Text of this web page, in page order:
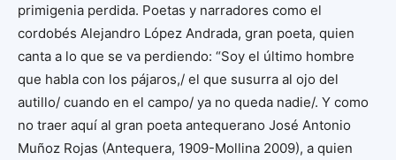
primigenia perdida. Poetas y narradores como el
cordobés Alejandro López Andrada, gran poeta, quien
canta a lo que se va perdiendo: “Soy el último hombre
que habla con los pájaros,/ el que susurra al ojo del
autillo/ cuando en el campo/ ya no queda nadie/. Y como
no traer aquí al gran poeta antequerano José Antonio
Muñoz Rojas (Antequera, 1909-Mollina 2009), a quien